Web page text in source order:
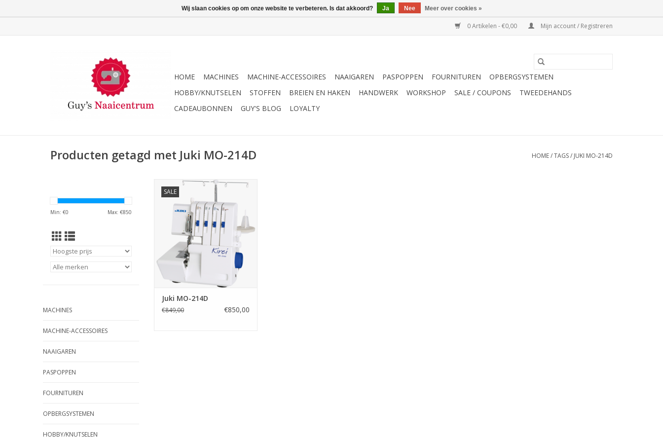
0 Artikelen - €0,00 Mijn account / Registreren
HOME MACHINES MACHINE-ACCESSOIRES NAAIGAREN PASPOPPEN FOURNITUREN
OPBERGSYSTEMEN
HOBBY/KNUTSELEN
STOFFEN BREIEN EN HAKEN HANDWERK WORKSHOP SALE / COUPONS
TWEEDEHANDS
CADEAUBONNEN
GUY'S BLOG LOYALTY
Producten getagd met Juki MO-214D HOME/TAGS/ JUKI MO-214D
Min: €0 Max: €850
MACHINES
MACHINE-ACCESSOIRES
NAAIGAREN
PASPOPPEN
FOURNITUREN
OPBERGSYSTEMEN
HOBBY/KNUTSELEN
SALE
Juki MO-214D
TOEVOEGEN AAN WINKELWAGEN
Juki MO-214D
€849,00 €850,00
Wij slaan cookies op om onze website te verbeteren. Is dat akkoord? Ja Nee Meer over cookies »